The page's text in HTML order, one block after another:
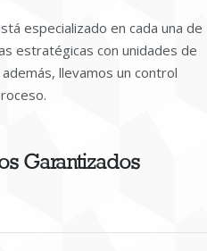
especializado en cada una de
estratégicas con unidades de
llevamos un control
Garantizados